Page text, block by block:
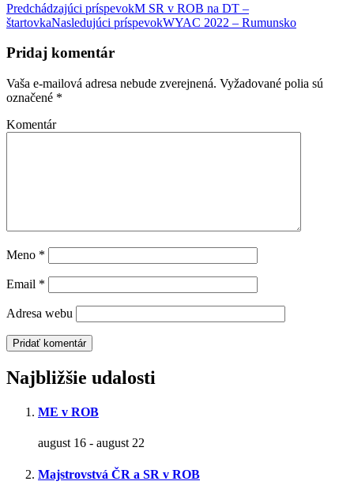
Predchádzajúci príspevokM SR v ROB na DT –
štartovkaNasledujúci príspevokWYAC 2022 – Rumunsko
Pridaj komentár
Vaša e-mailová adresa nebude zverejnená. Vyžadované polia sú
označené *
Komentár
Meno *
Email *
Adresa webu
Najbližšie udalosti
ME v ROB
august 16 - august 22
Majstrovstvá ČR a SR v ROB